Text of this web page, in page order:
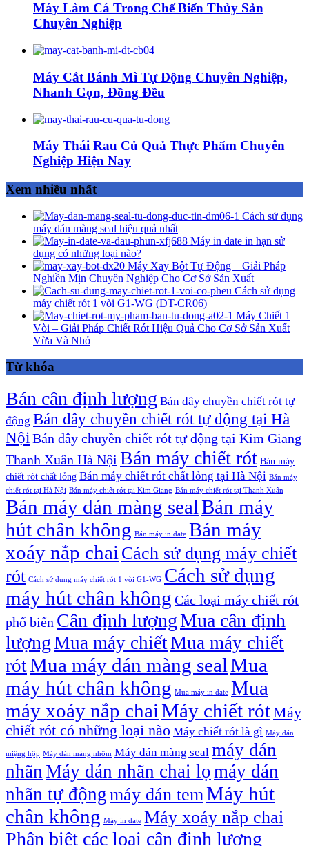
Máy Làm Cá Trong Chế Biến Thủy Sản
Chuyên Nghiệp
Máy Cắt Bánh Mì Tự Động Chuyên Nghiệp,
Nhanh Gọn, Đồng Đều
Máy Thái Rau Củ Quả Thực Phẩm Chuyên
Nghiệp Hiện Nay
Xem nhiều nhất
Cách sử dụng
máy dán màng seal hiệu quả nhất
Máy in date in hạn sử
dụng có những loại nào?
Máy Xay Bột Tự Động – Giải Pháp
Nghiền Mịn Chuyên Nghiệp Cho Cơ Sở Sản Xuất
Cách sử dụng
máy chiết rót 1 vòi G1-WG (ĐT-CR06)
Máy Chiết 1
Vòi – Giải Pháp Chiết Rót Hiệu Quả Cho Cơ Sở Sản Xuất
Vừa Và Nhỏ
Từ khóa
Bán cân định lượng Bán dây chuyền chiết rót tự
động Bán dây chuyền chiết rót tự động tại Hà
Nội Bán dây chuyền chiết rót tự động tại Kim Giang
Thanh Xuân Hà Nội Bán máy chiết rót Bán máy
chiết rót chất lỏng Bán máy chiết rót chất lỏng tại Hà Nội Bán máy
chiết rót tại Hà Nội Bán máy chiết rót tại Kim Giang Bán máy chiết rót tại Thanh Xuân
Bán máy dán màng sealBán máy
hút chân không Bán máy in date Bán máy
xoáy nắp chai Cách sử dụng máy chiết
rót Cách sử dụng máy chiết rót 1 vòi G1-WG Cách sử dụng
máy hút chân không Các loại máy chiết rót
phổ biến Cân định lượngMua cân định
lượngMua máy chiếtMua máy chiết
rótMua máy dán màng sealMua
máy hút chân không Mua máy in date Mua
máy xoáy nắp chaiMáy chiết rótMáy
chiết rót có những loại nào Máy chiết rót là gì Máy dán
miệng hộp Máy dán màng nhôm Máy dán màng seal máy dán
nhãnMáy dán nhãn chai lọmáy dán
nhãn tự độngmáy dán temMáy hút
chân không Máy in date Máy xoáy nắp chai
Phân biệt các loại cân định lượng